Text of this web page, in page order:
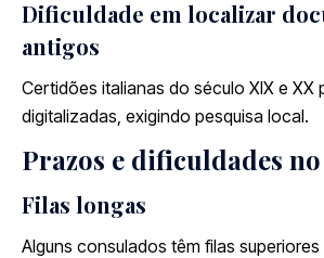
Dificuldade em localizar
antigos
Certidões italianas do século XIX e XX
digitalizadas, exigindo pesquisa local.
Prazos e dificuldades
Filas longas
Alguns consulados têm filas